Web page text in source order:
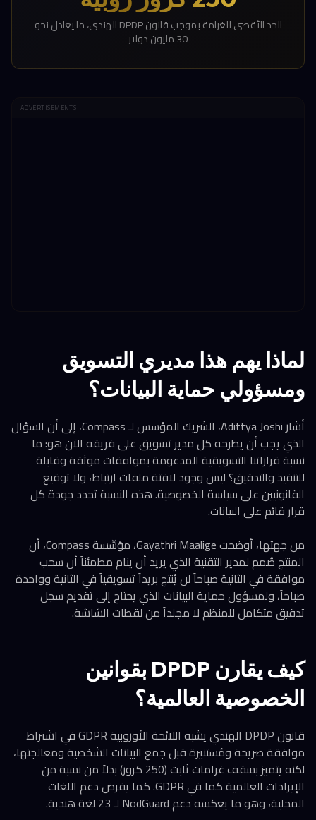
الحد الأقصى للغرامة بموجب قانون DPDP الهندي، ما يعادل نحو
30 مليون دولار
ADVERTISEMENTS
لماذا يهم هذا مديري التسويق
ومسؤولي حماية البيانات؟
أشار Adittya Joshi، الشريك المؤسس لـ Compass، إلى أن السؤال
الذي يجب أن يطرحه كل مدير تسويق على فريقه الآن هو: ما
نسبة قراراتنا التسويقية المدعومة بموافقات موثقة وقابلة
للتنفيذ والتدقيق؟ ليس وجود لافتة ملفات ارتباط، ولا توقيع
القانونيين على سياسة الخصوصية. هذه النسبة تحدد جودة كل
قرار قائم على البيانات.
من جهتها، أوضحت Gayathri Maalige، مؤسِّسة Compass، أن
المنتج صُمم لمدير التقنية الذي يريد أن ينام مطمئناً أن سحب
موافقة في الثانية صباحاً لن يُنتج بريداً تسويقياً في الثانية وواحدة
صباحاً، ولمسؤول حماية البيانات الذي يحتاج إلى تقديم سجل
تدقيق متكامل للمنظم لا مجلداً من لقطات الشاشة.
كيف يقارن DPDP بقوانين
الخصوصية العالمية؟
قانون DPDP الهندي يشبه اللائحة الأوروبية GDPR في اشتراط
موافقة صريحة ومُستنيرة قبل جمع البيانات الشخصية ومعالجتها،
لكنه يتميز بسقف غرامات ثابت (250 كرور) بدلاً من نسبة من
الإيرادات العالمية كما في GDPR. كما يفرض دعم اللغات
المحلية، وهو ما يعكسه دعم NodGuard لـ 23 لغة هندية.